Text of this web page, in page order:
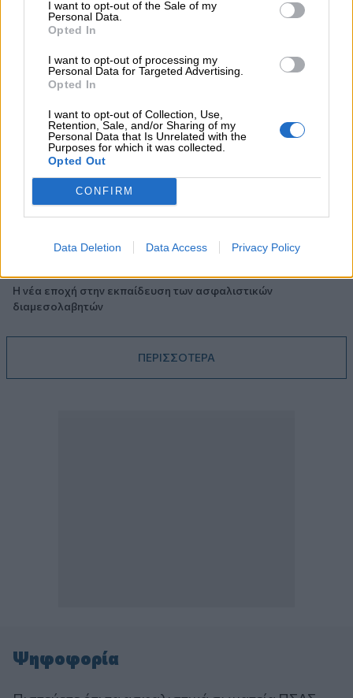
I want to opt-out of the Sale of my
Personal Data.
Opted In
I want to opt-out of processing my
Personal Data for Targeted Advertising.
Opted In
I want to opt-out of Collection, Use,
Retention, Sale, and/or Sharing of my
Personal Data that Is Unrelated with the
Purposes for which it was collected.
Opted Out
CONFIRM
Data Deletion Data Access Privacy Policy
ελληνικές τράπεζες «πρωταθλήτριες» στα δάνεια, νέο deal
Βαρδινογιάννη- Εξάρχου και ο διπλασιασμός των κερδών της
05.08.2026
Randy Schekman, Νομπελίστας Ιατρικής: «Σε πέντε χρόνια
Πάρκινσον»
05.08.2026
παρονομαστή το κοινό συμφέρον
Αντώνης Βουκλαρής - «ΕΡΡΙΚΟΣ ΝΤΥΝΑΝ»
05.08.2026
Η νέα εποχή στην εκπαίδευση των ασφαλιστικών
διαμεσολαβητών
ΠΕΡΙΣΣΟΤΕΡΑ
Ψηφοφορία